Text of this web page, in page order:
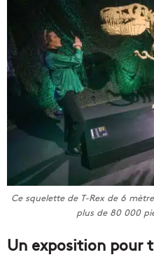
Ce squelette de T-Rex de 6
plus de 80 000
Un exposition pour